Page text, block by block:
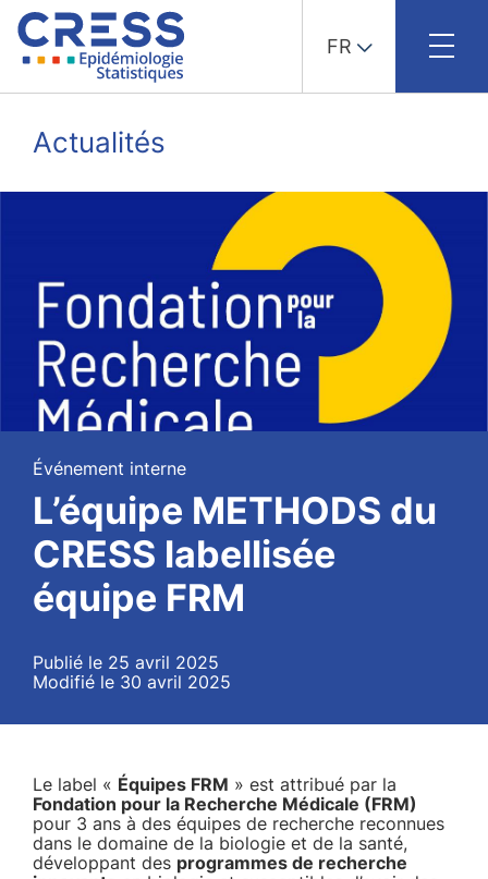
content
FR
Actualités
Événement interne
L’équipe METHODS du
CRESS labellisée
équipe FRM
Publié le 25 avril 2025
Modifié le 30 avril 2025
Le label « Équipes FRM » est attribué par la
Fondation pour la Recherche Médicale (FRM)
pour 3 ans à des équipes de recherche reconnues
dans le domaine de la biologie et de la santé,
développant des programmes de recherche